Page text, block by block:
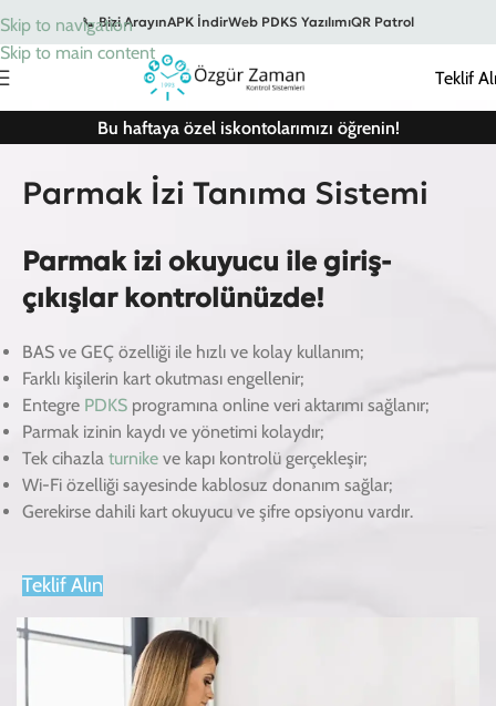
Skip to navigation
Skip to main content
📞 Bizi ArayınAPK İndirWeb PDKS YazılımıQR Patrol
Teklif
Bu haftaya özel iskontolarımızı öğrenin!
– Parmak İzi Okuyucu
Parmak İzi Tanıma Sistemi
Parmak izi okuyucu ile giriş-
çıkışlar kontrolünüzde!
BAS ve GEÇ özelliği ile hızlı ve kolay kullanım;
Farklı kişilerin kart okutması engellenir;
Entegre PDKS programına online veri aktarımı sağlanır;
Parmak izinin kaydı ve yönetimi kolaydır;
Tek cihazla turnike ve kapı kontrolü gerçekleşir;
Wi-Fi özelliği sayesinde kablosuz donanım sağlar;
Gerekirse dahili kart okuyucu ve şifre opsiyonu vardır.
Teklif Alın